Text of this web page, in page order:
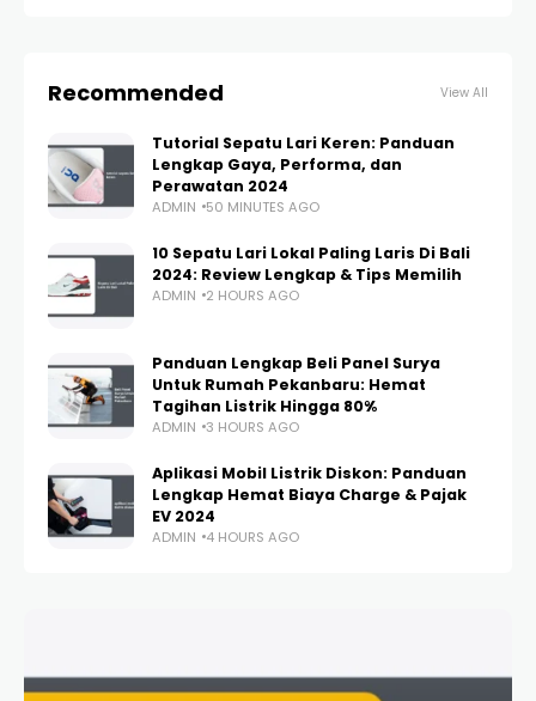
Recommended View All
Tutorial Sepatu Lari Keren: Panduan
Lengkap Gaya, Performa, dan
Perawatan 2024
ADMIN 50 MINUTES AGO
10 Sepatu Lari Lokal Paling Laris Di Bali
2024: Review Lengkap & Tips Memilih
ADMIN 2 HOURS AGO
Panduan Lengkap Beli Panel Surya
Untuk Rumah Pekanbaru: Hemat
Tagihan Listrik Hingga 80%
ADMIN 3 HOURS AGO
Aplikasi Mobil Listrik Diskon: Panduan
Lengkap Hemat Biaya Charge & Pajak
EV 2024
ADMIN 4 HOURS AGO